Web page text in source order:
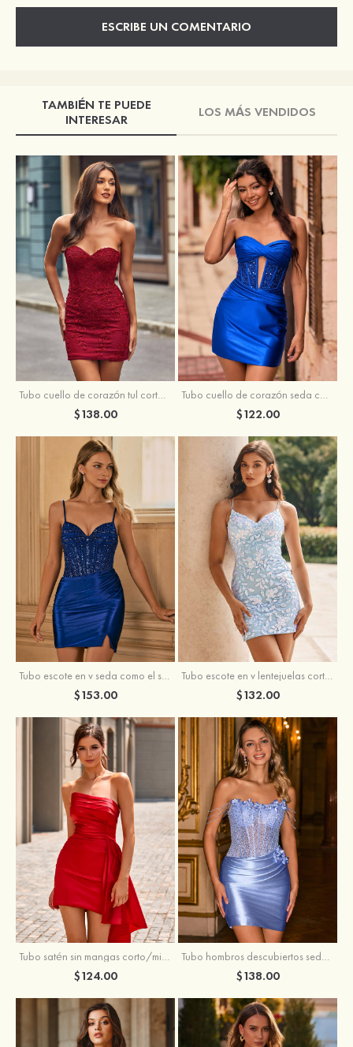
ESCRIBE UN COMENTARIO
TAMBIÉN TE PUEDE
INTERESAR
LOS MÁS VENDIDOS
Tubo cuello de corazón tul corto/mini vestido para homecoming
$138.00
Tubo cuello de corazón seda como el satén corto vestido para homecoming
$122.00
Tubo escote en v seda como el satén corto vestido para homecoming
$153.00
Tubo escote en v lentejuelas corto vestido para homecoming
$132.00
Tubo satén sin mangas corto/mini vestido para homecoming
$124.00
Tubo hombros descubiertos seda como el satén corto vestido para homecoming
$138.00